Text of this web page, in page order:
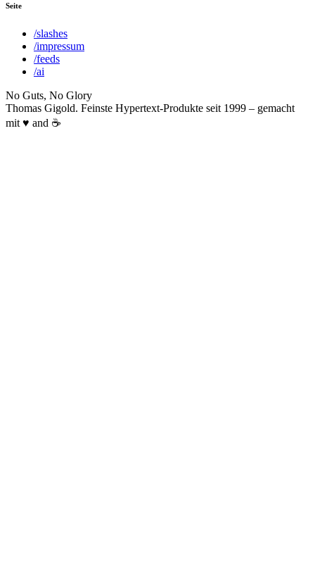
Seite
/slashes
/impressum
/feeds
/ai
No Guts, No Glory
Thomas Gigold. Feinste Hypertext-Produkte seit 1999 – gemacht
mit ♥ and ☕